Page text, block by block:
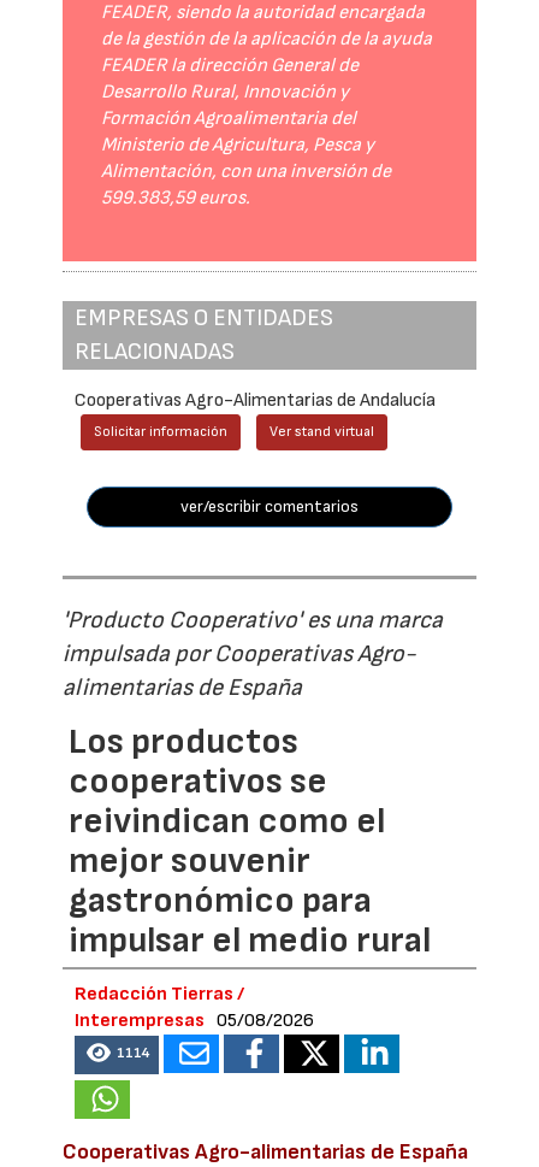
FEADER, siendo la autoridad encargada
de la gestión de la aplicación de la ayuda
FEADER la dirección General de
Desarrollo Rural, Innovación y
Formación Agroalimentaria del
Ministerio de Agricultura, Pesca y
Alimentación, con una inversión de
599.383,59 euros.
EMPRESAS O ENTIDADES
RELACIONADAS
Cooperativas Agro-Alimentarias de Andalucía
Solicitar información Ver stand virtual
ver/escribir comentarios
'Producto Cooperativo' es una marca
impulsada por Cooperativas Agro-
alimentarias de España
Los productos
cooperativos se
reivindican como el
mejor souvenir
gastronómico para
impulsar el medio rural
Redacción Tierras /
Interempresas
05/08/2026
1114
Cooperativas Agro-alimentarias de España